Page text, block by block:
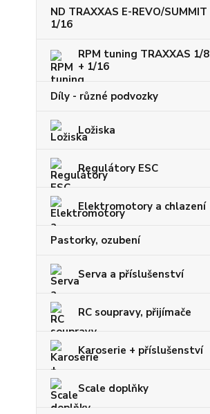
ND TRAXXAS E-REVO/SUMMIT
1/16
RPM tuning TRAXXAS 1/8
+ 1/16
Díly - různé podvozky
Ložiska
Regulátory ESC
Elektromotory a chlazení
Pastorky, ozubení
Serva a příslušenství
RC soupravy, přijímače
Karoserie + příslušenství
Scale doplňky